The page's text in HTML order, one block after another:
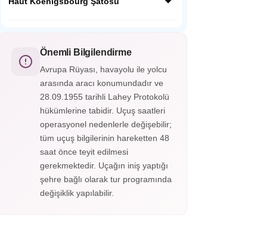
görüntüsünün yanında cıvıl cıvıl
atmosferiyle sizleri bekliyor.
altına serecek. Savaşlarda kullanılan aletler,
silahlar, cephanelikler, imparatorların odaları
ve eşsiz süslemelerle kaplı tavanları
gördükçe bu tarihi yolculuk hiç bitmesin
istiyorsunuz. Haut-Koenigsbourg
Şatosu’nun içerisini gezmek isterseniz
biletinizi alarak gezebileceksiniz.
Önemli Bilgilendirme
Avrupa Rüyası, havayolu ile yolcu
arasında aracı konumundadır ve
28.09.1955 tarihli Lahey Protokolü
hükümlerine tabidir. Uçuş saatleri
operasyonel nedenlerle değişebilir;
tüm uçuş bilgilerinin hareketten 48
saat önce teyit edilmesi
gerekmektedir. Uçağın iniş yaptığı
şehre bağlı olarak tur programında
değişiklik yapılabilir.